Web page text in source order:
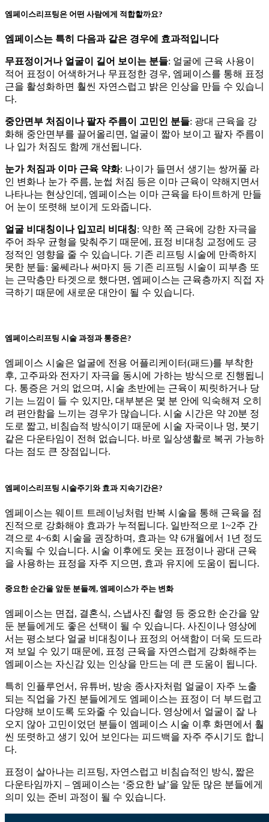
엠페이스리프팅은 어떤 사람에게 적합할까요?
엠페이스는 특히 다음과 같은 경우에 효과적입니다
무표정이거나 얼굴이 길어 보이는 분들: 얼굴에 근육 사용이
적어 표정이 어색하거나 무표정한 경우, 엠페이스를 통해 표정
근을 활성화하면 훨씬 자연스럽고 밝은 인상을 만들 수 있습니
다.
중안면부 처짐이나 팔자 주름이 고민인 분들: 광대 근육을 강
화해 중안면부를 끌어올리면, 얼굴이 짧아 보이고 팔자 주름이
나 입가 처짐도 함께 개선됩니다.​
눈가 처짐과 이마 근육 약화: 나이가 들면서 생기는 쌍꺼풀 라
인 변화나 눈가 주름, 눈썹 처짐 등은 이마 근육이 약해지면서
나타나는 현상인데, 엠페이스는 이마 근육을 타이트하게 만들
어 눈이 또렷해 보이게 도와줍니다.
얼굴 비대칭이나 입꼬리 비대칭: 약한 쪽 근육에 강한 자극을
주어 좌우 균형을 맞춰주기 때문에, 표정 비대칭 교정에도 긍
정적인 영향을 줄 수 있습니다. 기존 리프팅 시술에 만족하지
못한 분들: 울쎄라나 써마지 등 기존 리프팅 시술이 피부층 또
는 근막층만 타겟으로 했다면, 엠페이스는 근육층까지 직접 자
극하기 때문에 새로운 대안이 될 수 있습니다.
엠페이스리프팅 시술 과정과 통증은?
엠페이스 시술은 얼굴에 전용 어플리케이터(패드)를 부착한
후, 고주파와 전자기 자극을 동시에 가하는 방식으로 진행됩니
다. 통증은 거의 없으며, 시술 초반에는 근육이 찌릿하거나 당
기는 느낌이 들 수 있지만, 대부분은 몇 분 안에 익숙해져 오히
려 편안함을 느끼는 경우가 많습니다. 시술 시간은 약 20분 정
도로 짧고, 비침습적 방식이기 때문에 시술 자국이나 멍, 붓기
같은 다운타임이 전혀 없습니다. 바로 일상생활로 복귀 가능하
다는 점도 큰 장점입니다.
엠페이스리프팅 시술주기와 효과 지속기간은?
엠페이스는 웨이트 트레이닝처럼 반복 시술을 통해 근육을 점
진적으로 강화해야 효과가 누적됩니다. 일반적으로 1~2주 간
격으로 4~6회 시술을 권장하며, 효과는 약 6개월에서 1년 정도
지속될 수 있습니다. 시술 이후에도 웃는 표정이나 광대 근육
을 사용하는 표정을 자주 지으면, 효과 유지에 도움이 됩니다.
중요한 순간을 앞둔 분들께, 엠페이스가 주는 변화
엠페이스는 면접, 결혼식, 스냅사진 촬영 등 중요한 순간을 앞
둔 분들에게도 좋은 선택이 될 수 있습니다. 사진이나 영상에
서는 평소보다 얼굴 비대칭이나 표정의 어색함이 더욱 도드라
져 보일 수 있기 때문에, 표정 근육을 자연스럽게 강화해주는
엠페이스는 자신감 있는 인상을 만드는 데 큰 도움이 됩니다.
​​특히 인플루언서, 유튜버, 방송 종사자처럼 얼굴이 자주 노출
되는 직업을 가진 분들에게도 엠페이스는 표정이 더 부드럽고
다양해 보이도록 도와줄 수 있습니다. 영상에서 얼굴이 잘 나
오지 않아 고민이었던 분들이 엠페이스 시술 이후 화면에서 훨
씬 또렷하고 생기 있어 보인다는 피드백을 자주 주시기도 합니
다.​
표정이 살아나는 리프팅, 자연스럽고 비침습적인 방식, 짧은
다운타임까지 – 엠페이스는 ‘중요한 날’을 앞둔 많은 분들에게
의미 있는 준비 과정이 될 수 있습니다.